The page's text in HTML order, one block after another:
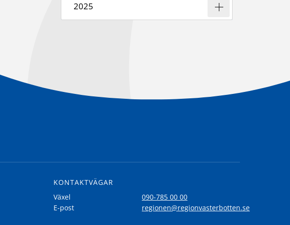
2025
KONTAKTVÄGAR
Växel
090-785 00 00
E-post
regionen@regionvasterbotten.se